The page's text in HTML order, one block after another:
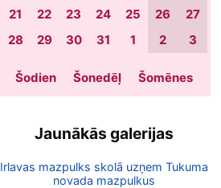
21
22 23 24 25 26
27
28
29 30 31 1 2 3
Šodien Šonedēļ Šomēnes
Jaunākās galerijas
Irlavas mazpulks skolā uzņem Tukuma
novada mazpulkus